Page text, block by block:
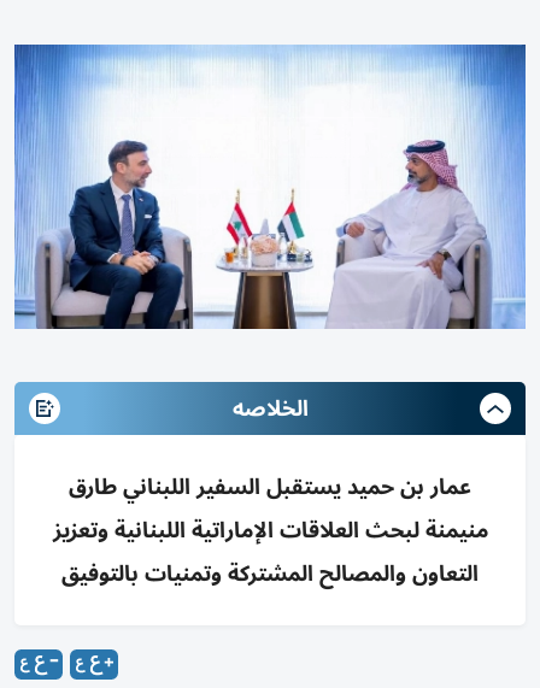
الخلاصه
عمار بن حميد يستقبل السفير اللبناني طارق
منيمنة لبحث العلاقات الإماراتية اللبنانية وتعزيز
التعاون والمصالح المشتركة وتمنيات بالتوفيق